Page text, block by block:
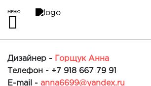
МЕНЮ
Дизайнер -
Горщук Анна
Телефон - +7 918 667 79 91
E-mail - anna6699@yandex.ru